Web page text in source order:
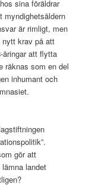
sina föräldrar
myndighetsåldern
är rimligt, men
nytt krav på att
åringar att flytta
räknas som en del
inhumant och
gör att
landet